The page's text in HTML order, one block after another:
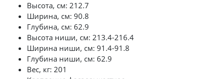
Высота, см: 212.7
Ширина, см: 90.8
Глубина, см: 62.9
Высота ниши, см: 213.4-216.4
Ширина ниши, см: 91.4-91.8
Глубина ниши, см: 62.9
Вес, кг: 201